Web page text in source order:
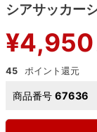
シアサッカー
¥4,950
45
商品番号 67636